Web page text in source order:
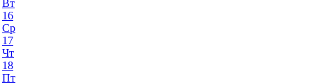
Вт
16
Ср
17
Чт
18
Пт